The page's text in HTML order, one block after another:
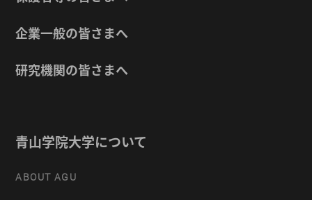
企業一般の皆さまへ
研究機関の皆さまへ
青山学院大学について
ABOUT AGU